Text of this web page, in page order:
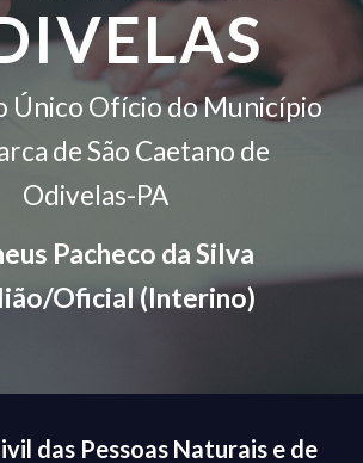
Único Ofício do Município
de São Caetano de
Odivelas-PA
Pacheco da Silva
Oficial (Interino)
das Pessoas Naturais e de